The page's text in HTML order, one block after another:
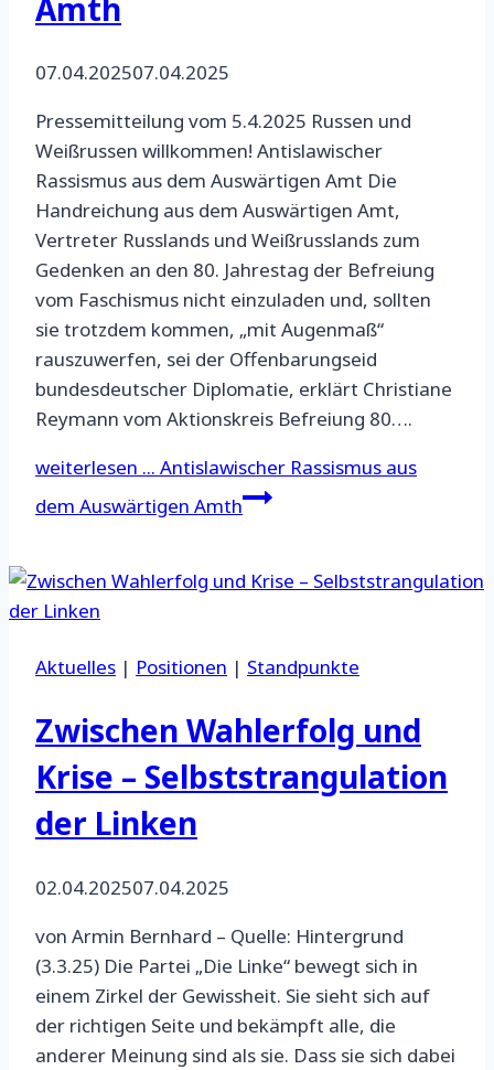
Amth
07.04.202507.04.2025
Pressemitteilung vom 5.4.2025 Russen und
Weißrussen willkommen! Antislawischer
Rassismus aus dem Auswärtigen Amt Die
Handreichung aus dem Auswärtigen Amt,
Vertreter Russlands und Weißrusslands zum
Gedenken an den 80. Jahrestag der Befreiung
vom Faschismus nicht einzuladen und, sollten
sie trotzdem kommen, „mit Augenmaß“
rauszuwerfen, sei der Offenbarungseid
bundesdeutscher Diplomatie, erklärt Christiane
Reymann vom Aktionskreis Befreiung 80….
weiterlesen ... Antislawischer Rassismus aus
dem Auswärtigen Amth
Aktuelles | Positionen | Standpunkte
Zwischen Wahlerfolg und
Krise – Selbststrangulation
der Linken
02.04.202507.04.2025
von Armin Bernhard – Quelle: Hintergrund
(3.3.25) Die Partei „Die Linke“ bewegt sich in
einem Zirkel der Gewissheit. Sie sieht sich auf
der richtigen Seite und bekämpft alle, die
anderer Meinung sind als sie. Dass sie sich dabei